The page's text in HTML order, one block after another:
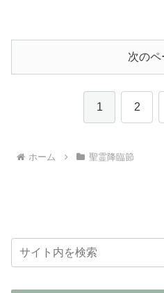
次のペ
1 2
ホーム 聖霊降臨節